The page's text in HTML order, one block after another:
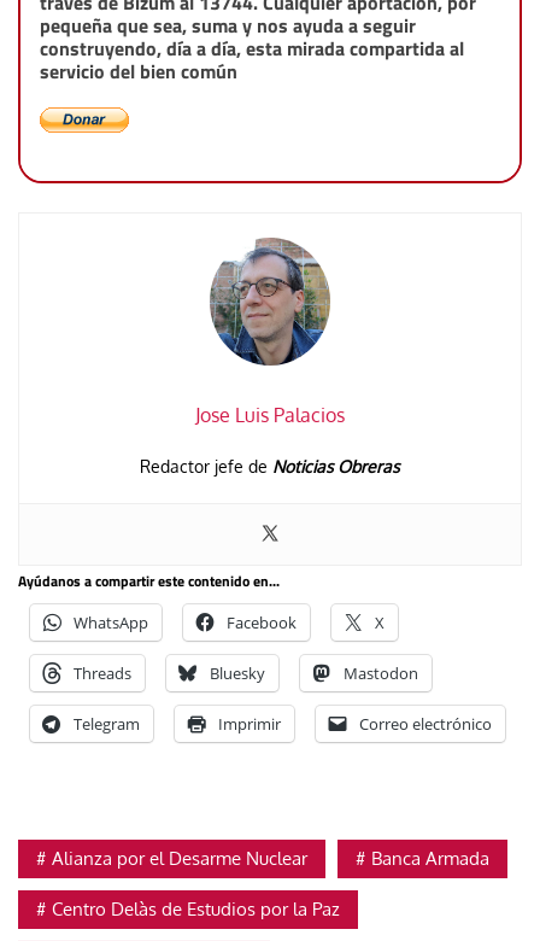
pequeña que sea, suma y nos ayuda a seguir
construyendo, día a día, esta mirada compartida al
servicio del bien común
Jose Luis Palacios
Redactor jefe de Noticias Obreras
Ayúdanos a compartir este contenido en...
WhatsApp Facebook X
Threads Bluesky Mastodon
Telegram Imprimir Correo electrónico
Alianza por el Desarme Nuclear Banca Armada
Centro Delàs de Estudios por la Paz